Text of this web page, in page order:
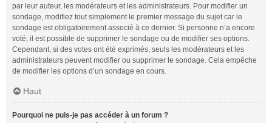
par leur auteur, les modérateurs et les administrateurs. Pour modifier un
sondage, modifiez tout simplement le premier message du sujet car le
sondage est obligatoirement associé à ce dernier. Si personne n’a encore
voté, il est possible de supprimer le sondage ou de modifier ses options.
Cependant, si des votes ont été exprimés, seuls les modérateurs et les
administrateurs peuvent modifier ou supprimer le sondage. Cela empêche
de modifier les options d’un sondage en cours.
Haut
Pourquoi ne puis-je pas accéder à un forum ?